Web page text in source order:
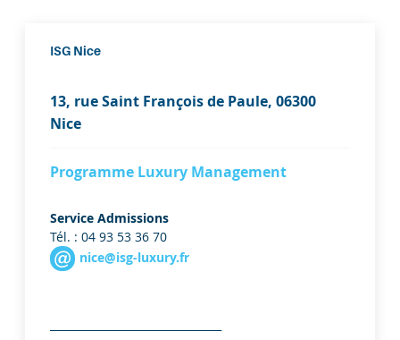
ISG Nice
ISG
Nice
13, rue Saint François de Paule, 06300
Nice
Programme Luxury Management
Service Admissions
Tél. : 04 93 53 36 70
nice@isg-luxury.fr